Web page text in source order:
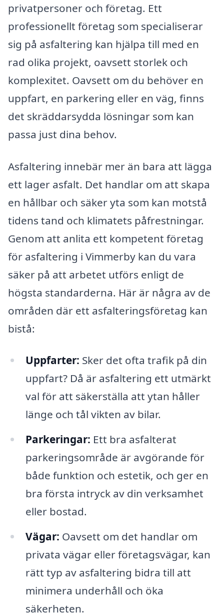
privatpersoner och företag. Ett
professionellt företag som specialiserar
sig på asfaltering kan hjälpa till med en
rad olika projekt, oavsett storlek och
komplexitet. Oavsett om du behöver en
uppfart, en parkering eller en väg, finns
det skräddarsydda lösningar som kan
passa just dina behov.
Asfaltering innebär mer än bara att lägga
ett lager asfalt. Det handlar om att skapa
en hållbar och säker yta som kan motstå
tidens tand och klimatets påfrestningar.
Genom att anlita ett kompetent företag
för asfaltering i Vimmerby kan du vara
säker på att arbetet utförs enligt de
högsta standarderna. Här är några av de
områden där ett asfalteringsföretag kan
bistå:
Uppfarter: Sker det ofta trafik på din
uppfart? Då är asfaltering ett utmärkt
val för att säkerställa att ytan håller
länge och tål vikten av bilar.
Parkeringar: Ett bra asfalterat
parkeringsområde är avgörande för
både funktion och estetik, och ger en
bra första intryck av din verksamhet
eller bostad.
Vägar: Oavsett om det handlar om
privata vägar eller företagsvägar, kan
rätt typ av asfaltering bidra till att
minimera underhåll och öka
säkerheten.